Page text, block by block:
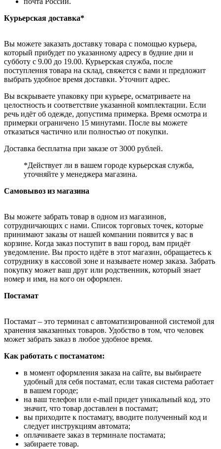
Курьерская доставка*
Вы можете заказать доставку товара с помощью курьера,
который прибудет по указанному адресу в будние дни и
субботу с 9.00 до 19.00. Курьерская служба, после
поступления товара на склад, свяжется с вами и предложит
выбрать удобное время доставки. Уточнит адрес.
Вы вскрываете упаковку при курьере, осматриваете на
целостность и соответствие указанной комплектации. Если
речь идёт об одежде, допустима примерка. Время осмотра и
примерки ограничено 15 минутами. После вы можете
отказаться частично или полностью от покупки.
Доставка бесплатна при заказе от 3000 рублей.
*Действует ли в вашем городе курьерская служба,
уточняйте у менеджера магазина.
Самовывоз из магазина
Вы можете забрать товар в одном из магазинов,
сотрудничающих с нами. Список торговых точек, которые
принимают заказы от нашей компании появится у вас в
корзине. Когда заказ поступит в ваш город, вам придёт
уведомление. Вы просто идёте в этот магазин, обращаетесь к
сотруднику в кассовой зоне и называете номер заказа. Забрать
покупку может ваш друг или родственник, который знает
номер и имя, на кого он оформлен.
Постамат
Постамат – это терминал с автоматизированной системой для
хранения заказанных товаров. Удобство в том, что человек
может забрать заказ в любое удобное время.
Как работать с постаматом:
в момент оформления заказа на сайте, вы выбираете
удобный для себя постамат, если такая система работает
в вашем городе;
на ваш телефон или e-mail придет уникальный код, это
значит, что товар доставлен в постамат;
вы приходите к постамату, вводите полученный код и
следует инструкциям автомата;
оплачиваете заказ в терминале постамата;
забираете товар.